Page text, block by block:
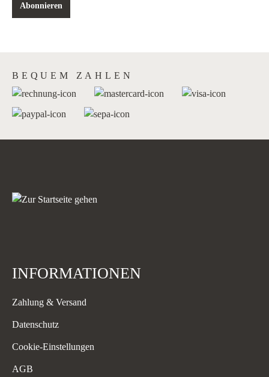
Abonnieren
BEQUEM ZAHLEN
INFORMATIONEN
Zahlung & Versand
Datenschutz
Cookie-Einstellungen
AGB